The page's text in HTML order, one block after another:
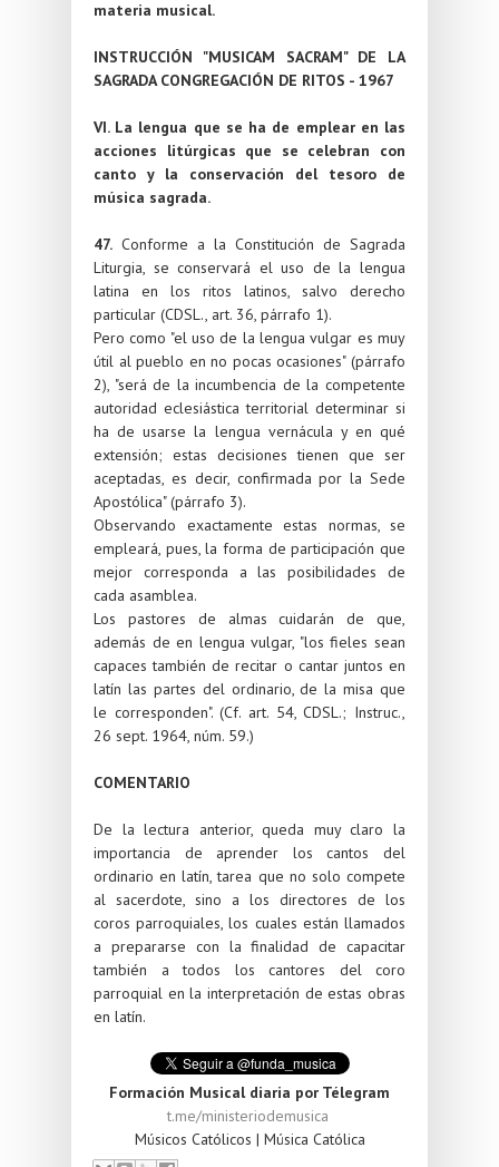
materia musical.
INSTRUCCIÓN "MUSICAM SACRAM" DE LA
SAGRADA CONGREGACIÓN DE RITOS - 1967
VI. La lengua que se ha de emplear en las
acciones litúrgicas que se celebran con
canto y la conservación del tesoro de
música sagrada.
47. Conforme a la Constitución de Sagrada
Liturgia, se conservará el uso de la lengua
latina en los ritos latinos, salvo derecho
particular (CDSL., art. 36, párrafo 1).
Pero como "el uso de la lengua vulgar es muy
útil al pueblo en no pocas ocasiones" (párrafo
2), "será de la incumbencia de la competente
autoridad eclesiástica territorial determinar si
ha de usarse la lengua vernácula y en qué
extensión; estas decisiones tienen que ser
aceptadas, es decir, confirmada por la Sede
Apostólica" (párrafo 3).
Observando exactamente estas normas, se
empleará, pues, la forma de participación que
mejor corresponda a las posibilidades de
cada asamblea.
Los pastores de almas cuidarán de que,
además de en lengua vulgar, "los fieles sean
capaces también de recitar o cantar juntos en
latín las partes del ordinario, de la misa que
le corresponden". (Cf. art. 54, CDSL.; Instruc.,
26 sept. 1964, núm. 59.)
COMENTARIO
De la lectura anterior, queda muy claro la
importancia de aprender los cantos del
ordinario en latín, tarea que no solo compete
al sacerdote, sino a los directores de los
coros parroquiales, los cuales están llamados
a prepararse con la finalidad de capacitar
también a todos los cantores del coro
parroquial en la interpretación de estas obras
en latín.
Formación Musical diaria por Télegram
t.me/ministeriodemusica
Músicos Católicos | Música Católica